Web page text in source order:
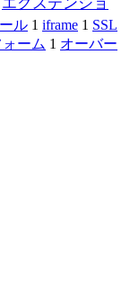
ル 1 iframe 1 SSL
ォーム 1 オーバー